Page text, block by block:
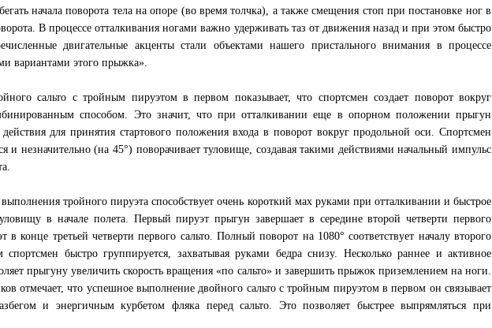
начала поворота тела на опоре (во время толчка), а также смещения стоп при постановке ног в
В процессе отталкивания ногами важно удерживать таз от движения назад и при этом быстро
двигательные акценты стали объектами нашего пристального внимания в процессе
вариантами этого прыжка».
сальто с тройным пируэтом в первом показывает, что спортсмен создает поворот вокруг
способом. Это значит, что при отталкивании еще в опорном положении прыгун
для принятия стартового положения входа в поворот вокруг продольной оси. Спортсмен
и незначительно (на 45°) поворачивает туловище, создавая такими действиями начальный импульс
тройного пируэта способствует очень короткий мах руками при отталкивании и быстрое
в начале полета. Первый пируэт прыгун завершает в середине второй четверти первого
в конце третьей четверти первого сальто. Полный поворот на 1080° соответствует началу второго
спортсмен быстро группируется, захватывая руками бедра снизу. Несколько раннее и активное
прыгуну увеличить скорость вращения «по сальто» и завершить прыжок приземлением на ноги.
отмечает, что успешное выполнение двойного сальто с тройным пируэтом в первом он связывает
и энергичным курбетом фляка перед сальто. Это позволяет быстрее выпрямляться при